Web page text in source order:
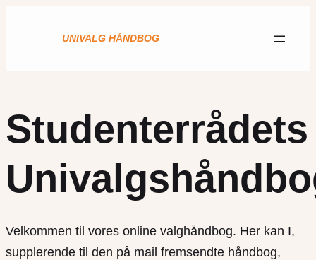
UNIVALG HÅNDBOG
Studenterrådets
Velkommen til vores online valghåndbog. Her kan I,
supplerende til den på mail fremsendte håndbog,